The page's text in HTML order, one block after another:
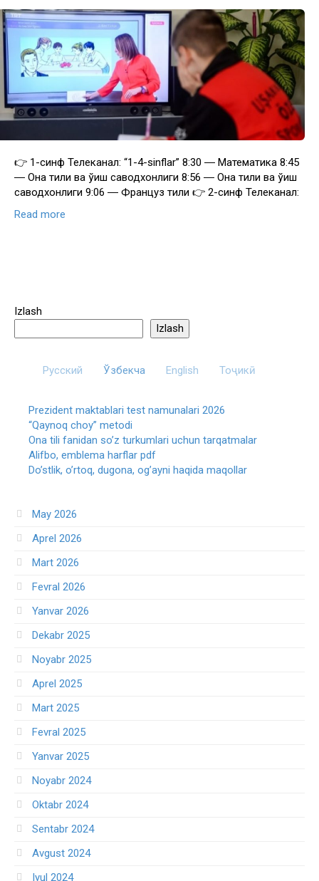
👉 1-синф Телеканал: “1-4-sinflar” 8:30 ― Математика 8:45
― Она тили ва ўқиш саводхонлиги 8:56 ― Она тили ва ўқиш
саводхонлиги 9:06 ― Француз тили 👉 2-синф Телеканал:
Read more
Izlash
Izlash
Русский Ўзбекча English Тоҷикӣ
Prezident maktablari test namunalari 2026
“Qaynoq choy” metodi
Ona tili fanidan so’z turkumlari uchun tarqatmalar
Alifbo, emblema harflar pdf
Do’stlik, o’rtoq, dugona, og’ayni haqida maqollar
May 2026
Aprel 2026
Mart 2026
Fevral 2026
Yanvar 2026
Dekabr 2025
Noyabr 2025
Aprel 2025
Mart 2025
Fevral 2025
Yanvar 2025
Noyabr 2024
Oktabr 2024
Sentabr 2024
Avgust 2024
Iyul 2024